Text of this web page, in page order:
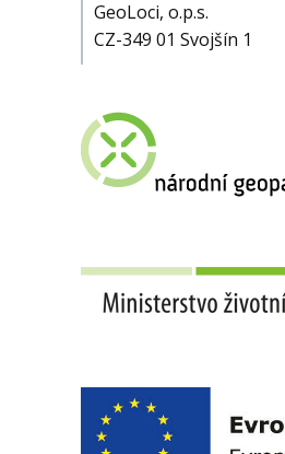
GeoLoci, o.p.s.
CZ-349 01 Svojšín 1